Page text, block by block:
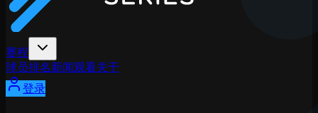
赛程
球员排名新闻观看关于
登录